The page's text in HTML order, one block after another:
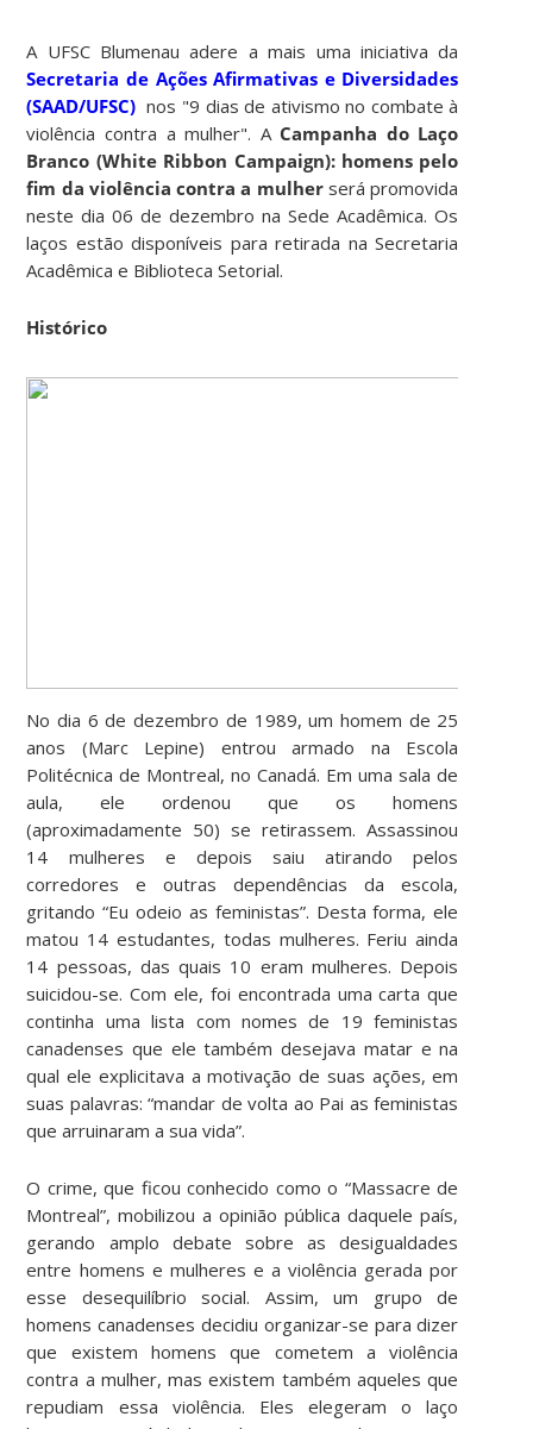
A UFSC Blumenau adere a mais uma iniciativa da
Secretaria de Ações Afirmativas e Diversidades
(SAAD/UFSC) nos "9 dias de ativismo no combate à
violência contra a mulher". ACampanha do Laço
Branco (White Ribbon Campaign): homens pelo
fim da violência contra a mulherserá promovida
neste dia 06 de dezembro na Sede Acadêmica. Os
laços estão disponíveis para retirada na Secretaria
Acadêmica e Biblioteca Setorial.
Histórico
No dia 6 de dezembro de 1989, um homem de 25
anos (Marc Lepine) entrou armado na Escola
Politécnica de Montreal, no Canadá. Em uma sala de
aula, ele ordenou que os homens
(aproximadamente 50) se retirassem. Assassinou
14 mulheres e depois saiu atirando pelos
corredores e outras dependências da escola,
gritando “Eu odeio as feministas”. Desta forma, ele
matou 14 estudantes, todas mulheres. Feriu ainda
14 pessoas, das quais 10 eram mulheres. Depois
suicidou-se. Com ele, foi encontrada uma carta que
continha uma lista com nomes de 19 feministas
canadenses que ele também desejava matar e na
qual ele explicitava a motivação de suas ações, em
suas palavras: “mandar de volta ao Pai as feministas
que arruinaram a sua vida”.
O crime, que ficou conhecido como o “Massacre de
Montreal”, mobilizou a opinião pública daquele país,
gerando amplo debate sobre as desigualdades
entre homens e mulheres e a violência gerada por
esse desequilíbrio social. Assim, um grupo de
homens canadenses decidiu organizar-se para dizer
que existem homens que cometem a violência
contra a mulher, mas existem também aqueles que
repudiam essa violência. Eles elegeram o laço